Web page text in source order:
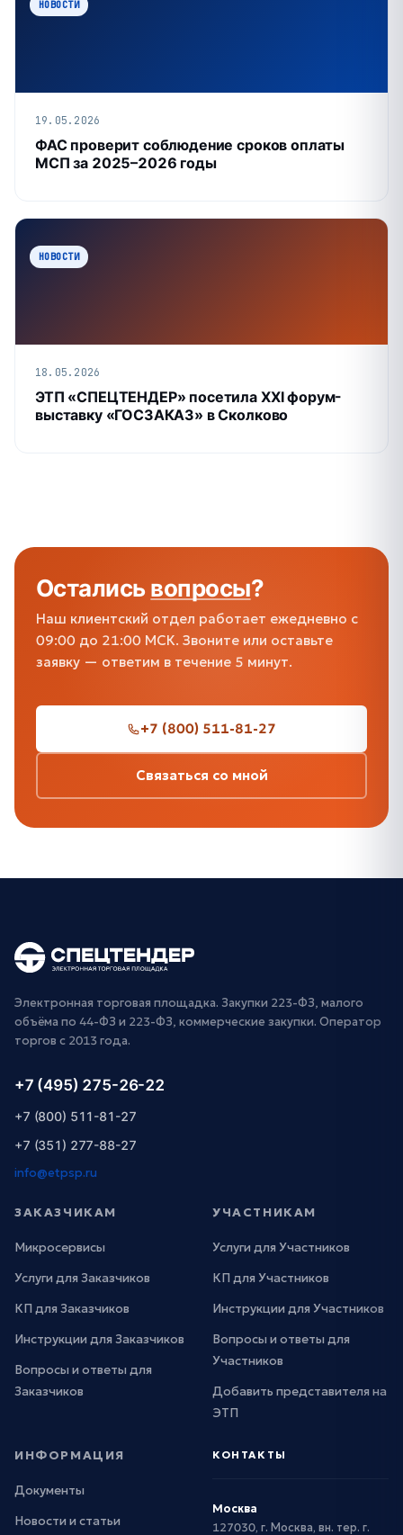
НОВОСТИ
19.05.2026
ФАС проверит соблюдение сроков оплаты
МСП за 2025–2026 годы
НОВОСТИ
18.05.2026
ЭТП «СПЕЦТЕНДЕР» посетила XXI форум-
выставку «ГОСЗАКАЗ» в Сколково
Осталисьвопросы?
Наш клиентский отдел работает ежедневно с
09:00 до 21:00 МСК. Звоните или оставьте
заявку — ответим в течение 5 минут.
+7 (800) 511-81-27
Связаться со мной
Электронная торговая площадка. Закупки 223-ФЗ, малого
объёма по 44-ФЗ и 223-ФЗ, коммерческие закупки. Оператор
торгов с 2013 года.
+7 (495) 275-26-22
+7 (800) 511-81-27
+7 (351) 277-88-27
info@etpsp.ru
ЗАКАЗЧИКАМ
Микросервисы
Услуги для Заказчиков
КП для Заказчиков
Инструкции для Заказчиков
Вопросы и ответы для
Заказчиков
УЧАСТНИКАМ
Услуги для Участников
КП для Участников
Инструкции для Участников
Вопросы и ответы для
Участников
Добавить представителя на
ЭТП
ИНФОРМАЦИЯ
Документы
Новости и статьи
КОНТАКТЫ
Москва
127030, г. Москва, вн. тер. г.